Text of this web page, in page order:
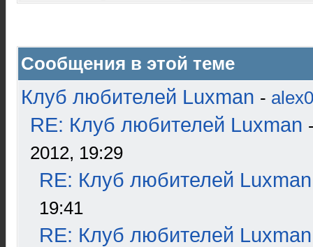
Сообщения в этой теме
Клуб любителей Luxman -
RE: Клуб любителей Luxman
2012, 19:29
RE: Клуб любителей Luxman
19:41
RE: Клуб любителей Luxman